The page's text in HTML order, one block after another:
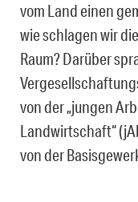
vom Land einen
wie schlagen wir
Raum? Darüber
von der „jungen
Landwirtschaft“
von der